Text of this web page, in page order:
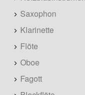
Saxophon
Klarinette
Flöte
Oboe
Fagott